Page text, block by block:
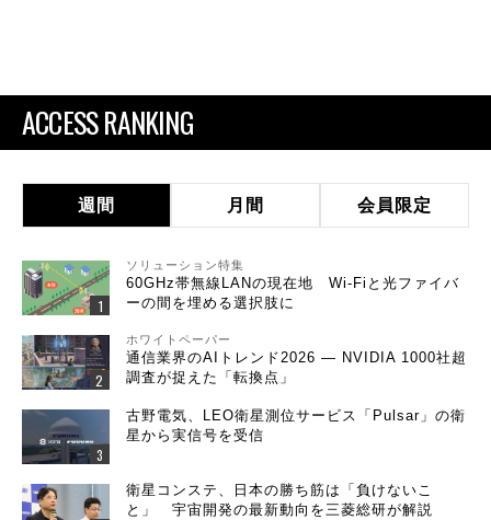
ACCESS RANKING
週間 月間 会員限定
ソリューション特集
60GHz帯無線LANの現在地 Wi-Fiと光ファイバ
ーの間を埋める選択肢に
ホワイトペーパー
通信業界のAIトレンド2026 ― NVIDIA 1000社超
調査が捉えた「転換点」
古野電気、LEO衛星測位サービス「Pulsar」の衛
星から実信号を受信
衛星コンステ、日本の勝ち筋は「負けないこ
と」 宇宙開発の最新動向を三菱総研が解説